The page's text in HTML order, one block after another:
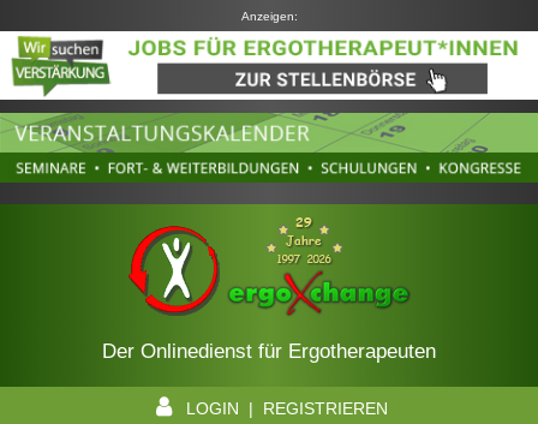
Anzeigen:
Der Onlinedienst für Ergotherapeuten
LOGIN | REGISTRIEREN